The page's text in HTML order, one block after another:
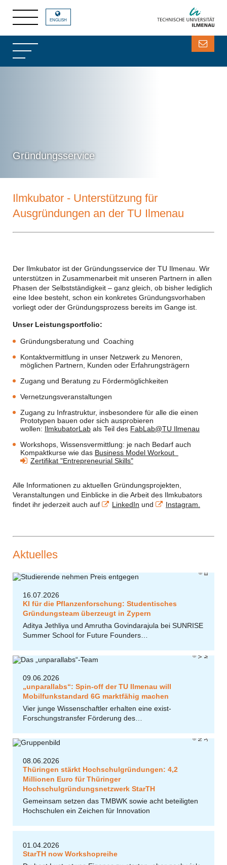
Gründungsservice
ENGLISH
Ilmkubator - Unterstützung für
Ausgründungen an der TU Ilmenau
Der Ilmkubator ist der Gründungsservice der TU Ilmenau. Wir
unterstützen in Zusammenarbeit mit unseren Partnern in allen
Phasen der Selbstständigkeit – ganz gleich, ob bisher lediglich
eine Idee besteht, schon ein konkretes Gründungsvorhaben
vorliegt oder der Gründungsprozess bereits im Gange ist.
Unser Leistungsportfolio:
Gründungsberatung und Coaching
Kontaktvermittlung in unser Netzwerk zu Menoren,
möglichen Partnern, Kunden oder Erfahrungsträgern
Zugang und Beratung zu Fördermöglichkeiten
Vernetzungsveranstaltungen
Zugang zu Infrastruktur, insbesondere für alle die einen
Prototypen bauen oder sich ausprobieren
wollen: IlmkubatorLab als Teil des FabLab@TU Ilmenau
Workshops, Wissensvermittlung: je nach Bedarf auch
Kompaktkurse wie das Business Model Workout
Zertifikat "Entrepreneurial Skills"
Alle Informationen zu aktuellen Gründungsprojekten,
Veranstaltungen und Einblicke in die Arbeit des Ilmkubators
findet ihr jederzeit auch auf
LinkedIn und Instagram.
Aktuelles
EUC
16.07.2026
KI für die Pflanzenforschung: Studentisches
Gründungsteam überzeugt in Zypern
Aditya Jethliya und Amrutha Govindarajula bei SUNRISE
Summer School for Future Founders…
Vi
k
to
ri
a
M
e
yr
09.06.2026
„unparallabs“: Spin-off der TU Ilmenau will
Mobilfunkstandard 6G marktfähig machen
Vier junge Wissenschaftler erhalten eine exist-
Forschungstransfer Förderung des…
c
g
nia
08.06.2026
Thüringen stärkt Hochschulgründungen: 4,2
Millionen Euro für Thüringer
Hochschulgründungsnetzwerk StarTH
Gemeinsam setzen das TMBWK sowie acht beteiligten
Hochschulen ein Zeichen für Innovation
01.04.2026
StarTH now Workshopreihe